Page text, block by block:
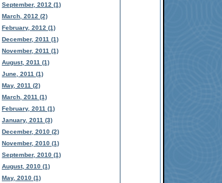
September, 2012 (1)
March, 2012 (2)
February, 2012 (1)
December, 2011 (1)
November, 2011 (1)
August, 2011 (1)
June, 2011 (1)
May, 2011 (2)
March, 2011 (1)
February, 2011 (1)
January, 2011 (3)
December, 2010 (2)
November, 2010 (1)
September, 2010 (1)
August, 2010 (1)
May, 2010 (1)